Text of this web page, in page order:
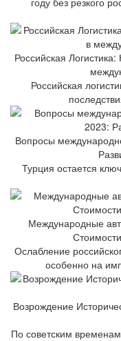
Российская
Российская
Вопросы
Турция остается
Международные
Ослабление
особенно на
Возрождение
По советским